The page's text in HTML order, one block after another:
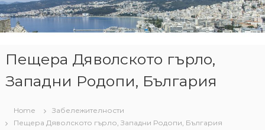
c
o
n
Пещера Дяволското гърло,
Западни Родопи, България
Home
Забележителности
Пещера Дяволското гърло, Западни Родопи, България